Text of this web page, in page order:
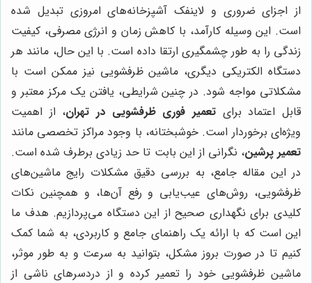
از اجزای ضروری و لاینفک آشپزخانه‌های امروزی تبدیل شده
است. این وسیله کارآمد، با کاهش زمان و انرژی مصرفی، کیفیت
زندگی را به طور چشمگیری ارتقا داده است. با این حال، مانند هر
دستگاه الکتریکی دیگری، ماشین ظرفشویی نیز ممکن است با
مشکلاتی مواجه شود. در چنین شرایطی، یافتن یک مرکز معتبر و
قابل اعتماد برای تعمیر فوری ظرفشویی در تهران، از اهمیت
ویژه‌ای برخوردار است. خوشبختانه، با وجود مراکز تخصصی مانند
تعمیر پرشین، نگرانی از این بابت تا حد زیادی برطرف شده است.
در این مقاله جامع، به بررسی دقیق مشکلات رایج ماشین‌های
ظرفشویی، روش‌های عیب‌یابی و رفع آن‌ها، و همچنین نکات
کلیدی برای نگهداری صحیح از این دستگاه می‌پردازیم. هدف ما
این است که با ارائه یک راهنمای جامع و کاربردی، به شما کمک
کنیم تا در صورت بروز مشکل، بتوانید به سرعت و به طور موثر،
ماشین ظرفشویی خود را تعمیر کرده و از دردسرهای ناشی از